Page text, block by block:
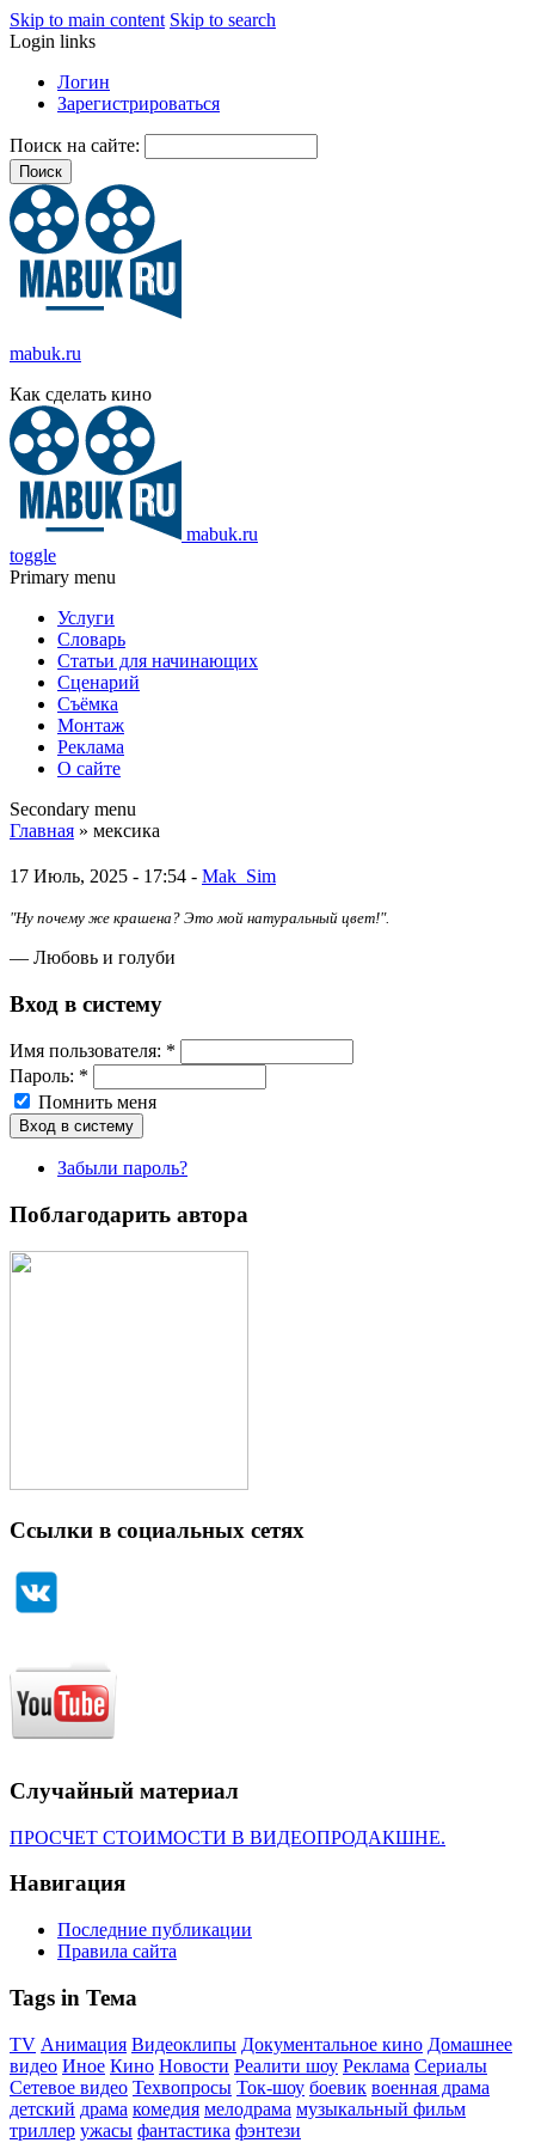
Skip to main content Skip to search
Login links
Логин
Зарегистрироваться
Поиск на сайте:
mabuk.ru
Как сделать кино
mabuk.ru
toggle
Primary menu
Услуги
Словарь
Статьи для начинающих
Сценарий
Съёмка
Монтаж
Реклама
О сайте
Secondary menu
Главная » мексика
17 Июль, 2025 - 17:54 - Mak_Sim
"Ну почему же крашена? Это мой натуральный цвет!".
— Любовь и голуби
Вход в систему
Имя пoльзовaтeля: *
Пароль: *
Помнить меня
Забыли пароль?
Поблагодарить автора
Ссылки в социальных сетях
Случайный материал
ПРОСЧЕТ СТОИМОСТИ В ВИДЕОПРОДАКШНЕ.
Навигация
Последние публикации
Правила сайта
Tags in Тема
TV Анимация Видеоклипы Документальное кино Домашнее
видео Иное Кино Новости Реалити шоу Реклама Сериалы
Сетевое видео Техвопросы Ток-шоу боевик военная драма
детский драма комедия мелодрама музыкальный фильм
триллер ужасы фантастика фэнтези